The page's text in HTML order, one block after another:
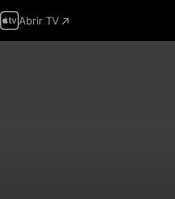
Abrir TV